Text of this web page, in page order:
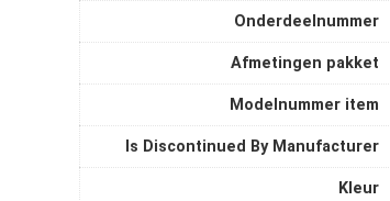
Onderdeelnummer
Afmetingen pakket
Modelnummer item
Is Discontinued By Manufacturer
Kleur